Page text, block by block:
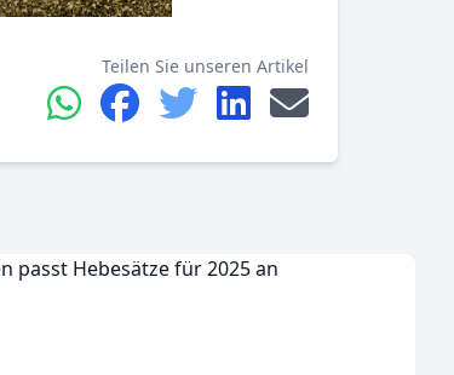
Teilen Sie unseren Artikel